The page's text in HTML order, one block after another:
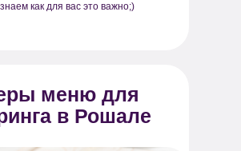
как для вас это важно;)
меню для
в Рошале